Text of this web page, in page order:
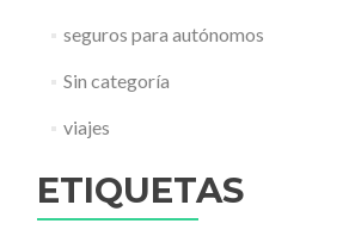
seguros para autónomos
Sin categoría
viajes
ETIQUETAS